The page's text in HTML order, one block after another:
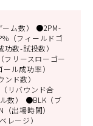
ム数） ●2PM-
（フィールドゴ
数-試投数）
リースローゴー
ル成功率）
ド数）
リバウンド合
数） ●BLK（ブ
出場時間）
レージ）